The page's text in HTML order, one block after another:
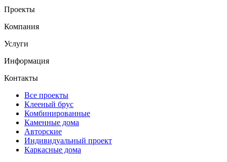
Проекты
Компания
Услуги
Информация
Контакты
Все проекты
Клееный брус
Комбинированные
Каменные дома
Авторские
Индивидуальный проект
Каркасные дома